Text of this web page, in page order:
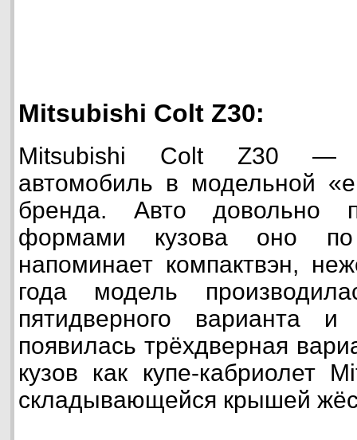
Mitsubishi Colt Z30:
Mitsubishi Colt Z30 —
автомобиль в модельной
бренда. Авто довольно
формами кузова оно
напоминает компактвэн,
года модель
пятидверного варианта
появилась трёхдверная
кузов как купе-кабриолет
складывающейся крышей